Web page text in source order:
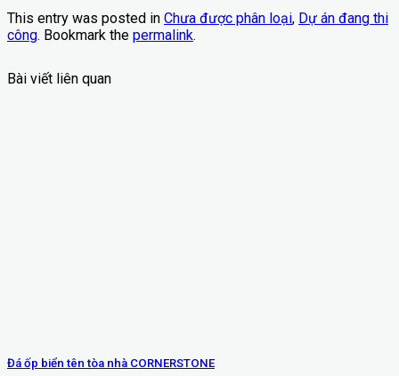
This entry was posted in Chưa được phân loại, Dự án đang thi
công. Bookmark the permalink.
Bài viết liên quan
Đá ốp biển tên tòa nhà CORNERSTONE